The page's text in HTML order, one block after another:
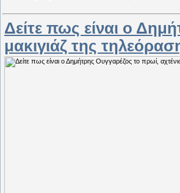
Δείτε πως είναι ο
μακιγιάζ της